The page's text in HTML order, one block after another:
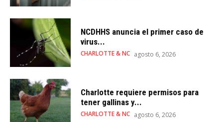
NCDHHS anuncia el primer caso de
virus...
CHARLOTTE & NC agosto 6, 2026
Charlotte requiere permisos para
tener gallinas y...
CHARLOTTE & NC agosto 6, 2026